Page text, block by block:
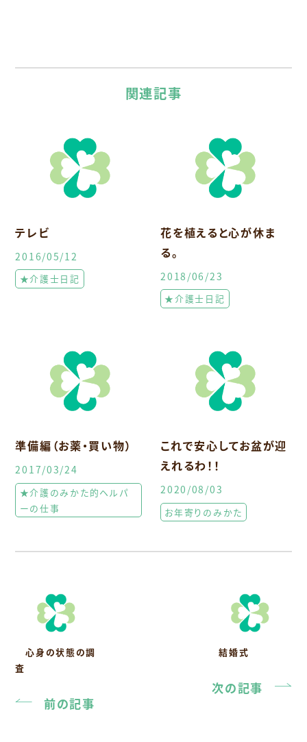
関連記事
テレビ
2016/05/12
★介護士日記
花を植えると心が休ま
る。
2018/06/23
★介護士日記
準備編（お薬・買い物）
2017/03/24
★介護のみかた的ヘルパ
ーの仕事
これで安心してお盆が迎
えれるわ！！
2020/08/03
お年寄りのみかた
心身の状態の調
査
前の記事
結婚式
次の記事